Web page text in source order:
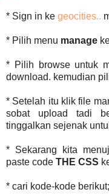
* Sign in ke geocities..
* Pilih menu manage
* Pilih browse untuk
download. kemudian
* Setelah itu klik file
sobat upload tadi
tinggalkan sejenak
* Sekarang kita
paste code THE CSS
* cari kode-kode berikut;